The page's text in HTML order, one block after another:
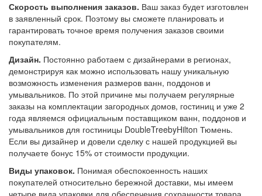
Скорость выполнения заказов. Ваш заказ будет изготовлен
в заявленный срок. Поэтому вы сможете планировать и
гарантировать точное время получения заказов своими
покупателям.
Дизайн. Постоянно работаем с дизайнерами в регионах,
демонстрируя как можно использовать нашу уникальную
возможность изменения размеров ванн, поддонов и
умывальников. По этой причине мы получаем регулярные
заказы на комплектации загородных домов, гостиниц и уже 2
года являемся официальным поставщиком ванн, поддонов и
умывальников для гостиницы DoubleTreebyHilton Тюмень.
Если вы дизайнер и довели сделку с нашей продукцией вы
получаете бонус 15% от стоимости продукции.
Виды упаковок. Понимая обеспокоенность наших
покупателей относительно бережной доставки, мы имеем